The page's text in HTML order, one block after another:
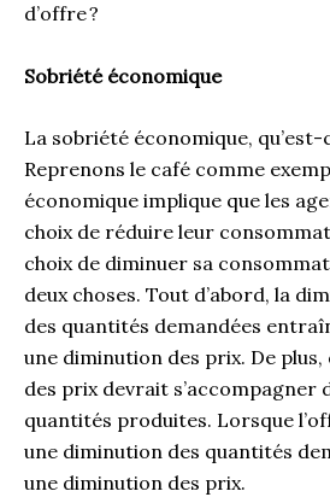
d’offre ?
Sobriété économique
La sobriété économique, qu’est-
Reprenons le café comme
économique implique que les
choix de réduire leur
choix de diminuer sa
deux choses. Tout d’abord, la
des quantités demandées
une diminution des prix. De
des prix devrait s’accompagner
quantités produites. Lorsque
une diminution des quantités
une diminution des prix.